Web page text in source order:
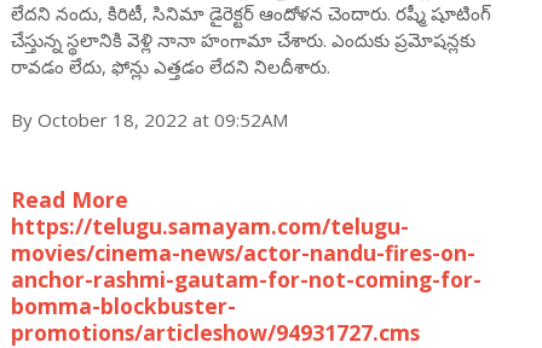
లేదని నందు, కిరిటీ, సినిమా డైరెక్టర్ ఆందోళన చెందారు. రష్మీ షూటింగ్
చేస్తున్న స్థలానికి వెళ్లి నానా హంగామా చేశారు. ఎందుకు ప్రమోషన్లకు
రావడం లేదు, ఫోన్లు ఎత్తడం లేదని నిలదీశారు.
By October 18, 2022 at 09:52AM
Read More
https://telugu.samayam.com/telugu-
movies/cinema-news/actor-nandu-fires-on-
anchor-rashmi-gautam-for-not-coming-for-
bomma-blockbuster-
promotions/articleshow/94931727.cms